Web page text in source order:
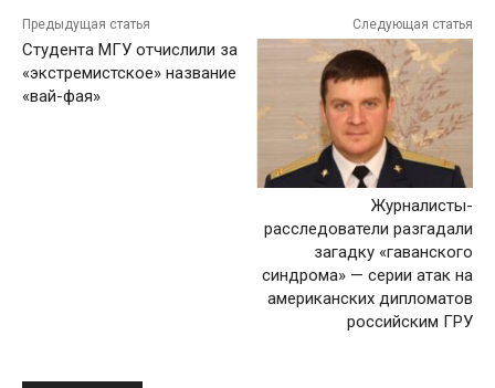
Предыдущая статья
Студента МГУ отчислили за
«экстремистское» название
«вай-фая»
Следующая статья
Журналисты-
расследователи разгадали
загадку «гаванского
синдрома» — серии атак на
американских дипломатов
российским ГРУ